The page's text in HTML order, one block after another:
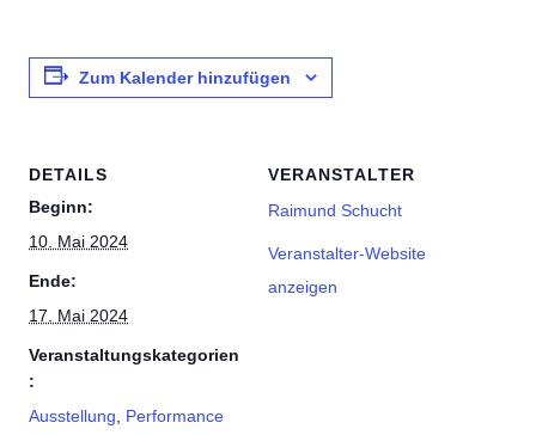
Zum Kalender hinzufügen
DETAILS
Beginn:
10. Mai 2024
Ende:
17. Mai 2024
Veranstaltungskategorien
:
Ausstellung
Performance
VERANSTALTER
Raimund Schucht
Veranstalter-Website
anzeigen